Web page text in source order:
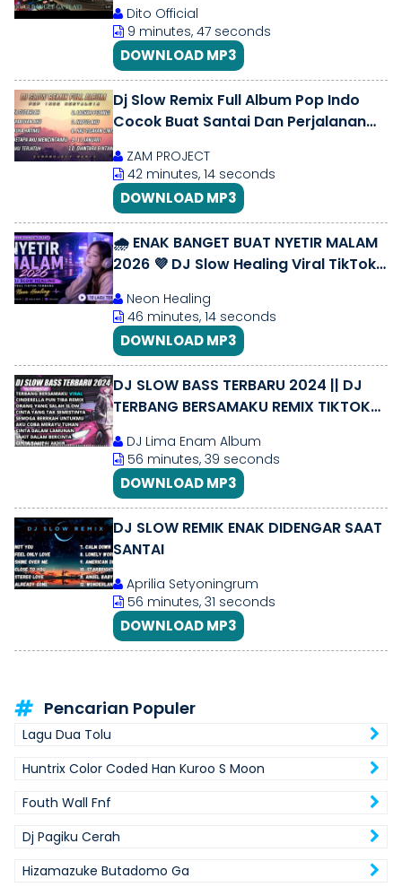
Dito Official
9 minutes, 47 seconds
DOWNLOAD MP3
Dj Slow Remix Full Album Pop Indo
Cocok Buat Santai Dan Perjalanan
ZAM PROJECT
42 minutes, 14 seconds
DOWNLOAD MP3
🌧️ ENAK BANGET BUAT NYETIR MALAM
2026 💜 DJ Slow Healing Viral TikTok
Neon Healing
46 minutes, 14 seconds
DOWNLOAD MP3
DJ SLOW BASS TERBARU 2024 || DJ
TERBANG BERSAMAKU REMIX TIKTOK
DJ Lima Enam Album
56 minutes, 39 seconds
DOWNLOAD MP3
DJ SLOW REMIK ENAK DIDENGAR SAAT
SANTAI
Aprilia Setyoningrum
56 minutes, 31 seconds
DOWNLOAD MP3
Pencarian Populer
Lagu Dua Tolu
Huntrix Color Coded Han Kuroo S Moon
Fouth Wall Fnf
Dj Pagiku Cerah
Hizamazuke Butadomo Ga